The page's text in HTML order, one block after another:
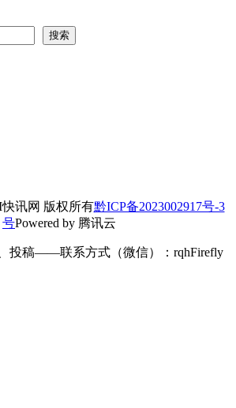
搜索
讯网 版权所有黔ICP备2023002917号-3
号Powered by 腾讯云
投稿——联系方式（微信）：rqhFirefly